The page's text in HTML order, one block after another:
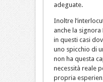
adeguate.
Inoltre
anche la signora
in questi casi
uno spicchio di
non ha questa
necessità reale
propria